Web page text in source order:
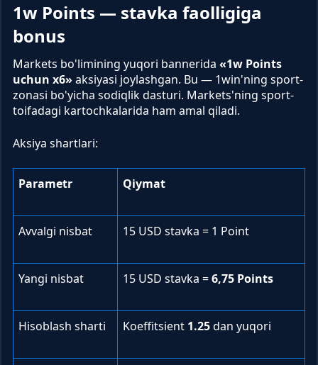
1w Points — stavka faolligiga
bonus
Markets bo'limining yuqori bannerida «1w Points
uchun x6» aksiyasi joylashgan. Bu — 1win'ning sport-
zonasi bo'yicha sodiqlik dasturi. Markets'ning sport-
toifadagi kartochkalarida ham amal qiladi.
Aksiya shartlari:
Parametr Qiymat
Avvalgi nisbat 15 USD stavka = 1 Point
Yangi nisbat 15 USD stavka =6,75 Points
Hisoblash sharti Koeffitsient 1.25dan yuqori